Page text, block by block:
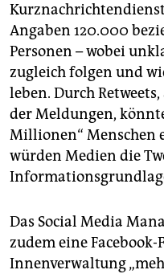
Angaben 120.000
Personen – wobei
zugleich folgen und
leben. Durch
der Meldungen,
Millionen“ Menschen
würden Medien die
Das Social Media
zudem eine
Innenverwaltung